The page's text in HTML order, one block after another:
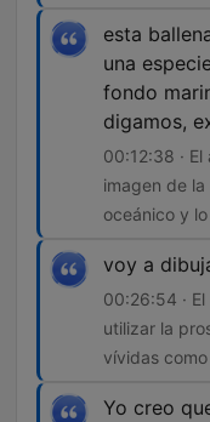
esta
una
fondo
digamos,
00:12:38 ·
imagen de
oceánico y
voy a
00:26:54 ·
utilizar la
vívidas
Yo creo